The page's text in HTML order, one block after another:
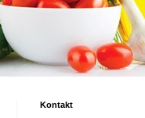
Kontakt